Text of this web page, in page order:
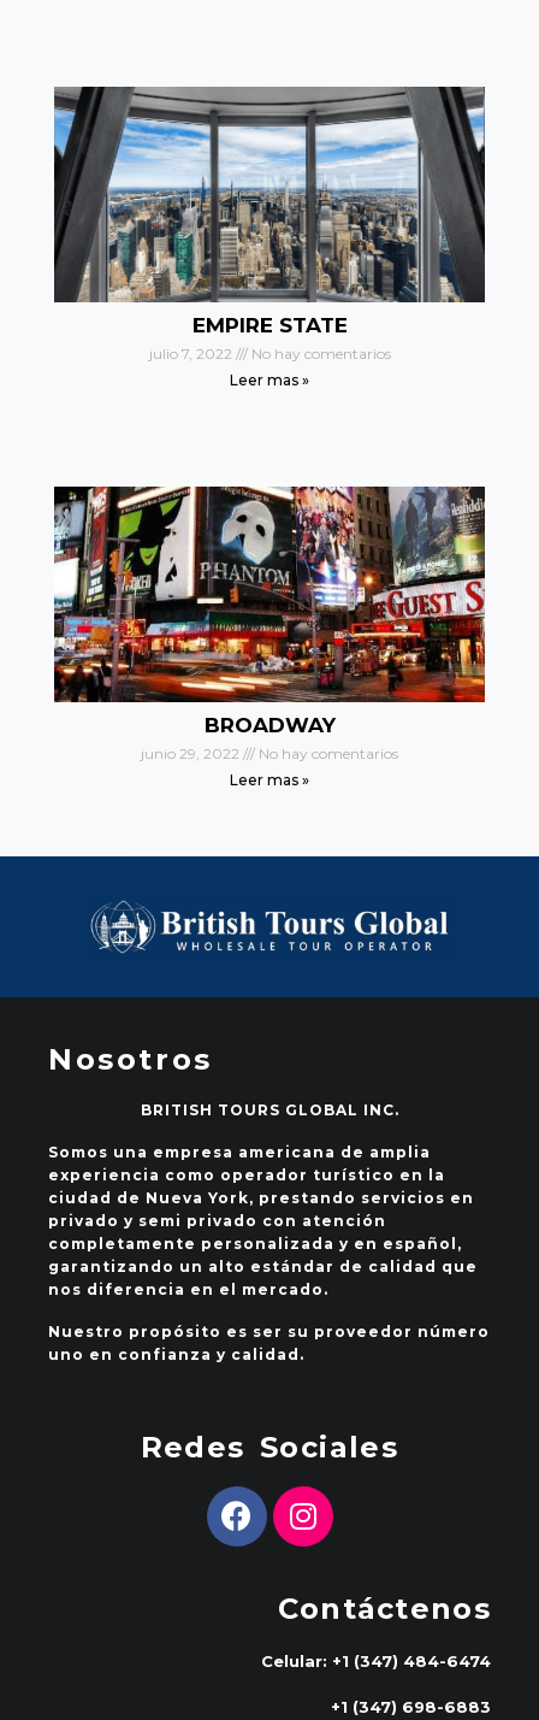
EMPIRE STATE
julio 7, 2022
No hay comentarios
Leer mas »
BROADWAY
junio 29, 2022
No hay comentarios
Leer mas »
Nosotros
BRITISH TOURS GLOBAL INC.
Somos una empresa americana de amplia
experiencia como operador turístico en la
ciudad de Nueva York, prestando servicios en
privado y semi privado con atención
completamente personalizada y en español,
garantizando un alto estándar de calidad que
nos diferencia en el mercado.
Nuestro propósito es ser su proveedor número
uno en confianza y calidad.
Redes Sociales
Contáctenos
Celular: +1 (347) 484-6474
+1 (347) 698-6883